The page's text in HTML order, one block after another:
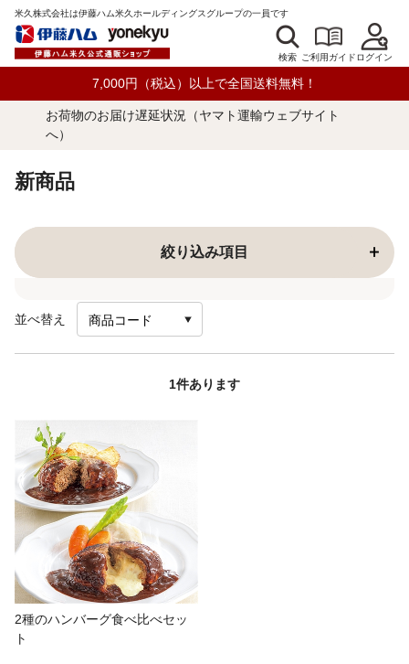
米久株式会社は伊藤ハム米久ホールディングスグループの一員です
検索 ご利用ガイドログイン
7,000円（税込）以上で全国送料無料！
お荷物のお届け遅延状況（ヤマト運輸ウェブサイト
へ）
新商品
絞り込み項目
並べ替え
1件あります
2種のハンバーグ食べ比べセッ
ト